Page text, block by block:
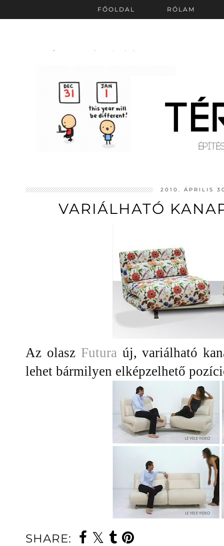
FŐOLDAL RÓLAM
2010. ÁPRILIS
VARIÁLHATÓ
Az olasz Futura új, variálható
lehet bármilyen elképzelhető
SHARE: